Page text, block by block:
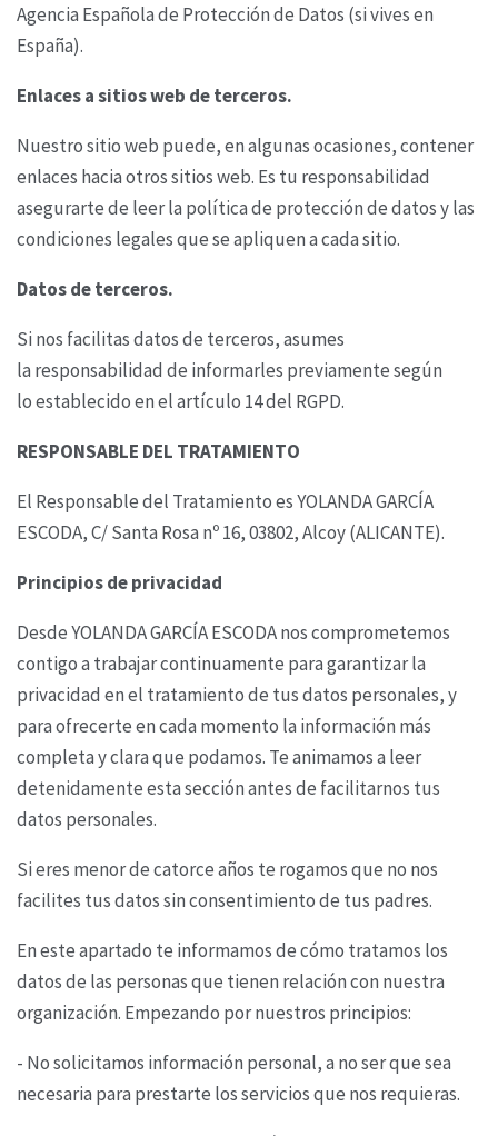
Agencia Españolade Protección de Datos (si vives en
España).
Enlaces a sitios web de terceros.
Nuestro sitio web puede, en algunas ocasiones, contener
enlaces hacia otros sitios web. Es tu responsabilidad
asegurarte de leer la política de protección de datos y las
condiciones legales quese apliquen a cada sitio.
Datos de terceros.
Si nos facilitas datos de terceros, asumes
la responsabilidad de informarles previamente según
loestablecido en el artículo 14 del RGPD.
RESPONSABLE DEL TRATAMIENTO
El Responsable del Tratamiento es YOLANDA GARCÍA
ESCODA,C/ Santa Rosa nº 16, 03802, Alcoy (ALICANTE).
Principios de privacidad
Desde YOLANDA GARCÍA ESCODA nos comprometemos
contigo a trabajarcontinuamente para garantizar la
privacidad en el tratamiento de tus datos personales, y
paraofrecerte en cada momento la información más
completa y clara que podamos. Te animamos a leer
detenidamente esta sección antes de facilitarnos tus
datos personales.
Si eres menor de catorce años te rogamos que no nos
facilites tus datos sin consentimiento de tus padres.
En este apartado te informamos de cómo tratamos los
datos de las personas que tienen relacióncon nuestra
organización. Empezando por nuestros principios:
- No solicitamos información personal, a no ser que sea
necesaria para prestarte los servicios que nos requieras.